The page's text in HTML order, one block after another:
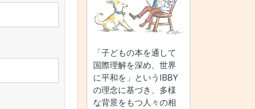
「子どもの本を通して
国際理解を深め、世界
に平和を」というIBBY
の理念に基づき、多様
な背景をもつ人々の相